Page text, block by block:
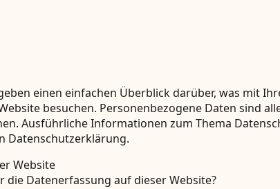
einen einfachen Überblick darüber, was mit
besuchen. Personenbezogene Daten sind
Ausführliche Informationen zum Thema
Datenschutzerklärung.
Website
Datenerfassung auf dieser Website?